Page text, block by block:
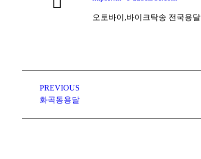
오토바이,바이크탁송 전국용달
navigation
PREVIOUS
Previous
화곡동용달